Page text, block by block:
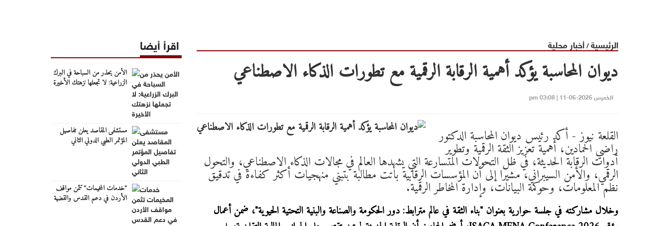
الرئيسية/أخبار محلية
ديوان المحاسبة يؤكد أهمية الرقابة الرقمية مع تطورات الذكاء الاصطناعي
الخميس 2026-06-11 | 03:08 pm
القلعة نيوز - أكد رئيس ديوان المحاسبة الدكتور
راضي الحمادين، أهمية تعزيز الثقة الرقمية وتطوير
أدوات الرقابة الحديثة، في ظل التحولات المتسارعة التي يشهدها العالم في مجالات الذكاء الاصطناعي، والتحول
الرقمي، والأمن السيبراني، مشيرا إلى أن المؤسسات الرقابية باتت مطالبة بتبني منهجيات أكثر كفاءة في تدقيق
نظم المعلومات، وحوكمة البيانات، وإدارة المخاطر الرقمية.
وخلال مشاركته في جلسة حوارية بعنوان "بناء الثقة في عالم مترابط: دور الحكومة والصناعة والبنية التحتية الحيوية"، ضمن أعمال
اقرأ أيضا
الأمن يحذر من السباحة في البرك
الزراعية: لا تجعلها نزهتك الأخيرة
مستشفى المقاصد يعلن تفاصيل
المؤتمر الطبي الدولي الثاني
"خدمات المخيمات" تثمن مواقف
الأردن في دعم القدس والقضية